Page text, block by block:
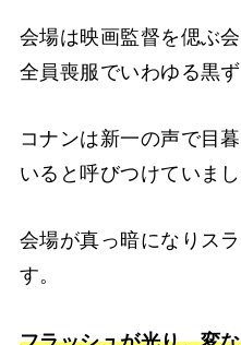
会場は映画監督を偲ぶ
全員喪服でいわゆる黒ず
コナンは新一の声で目
いると呼びつけていまし
会場が真っ暗になりス
す。